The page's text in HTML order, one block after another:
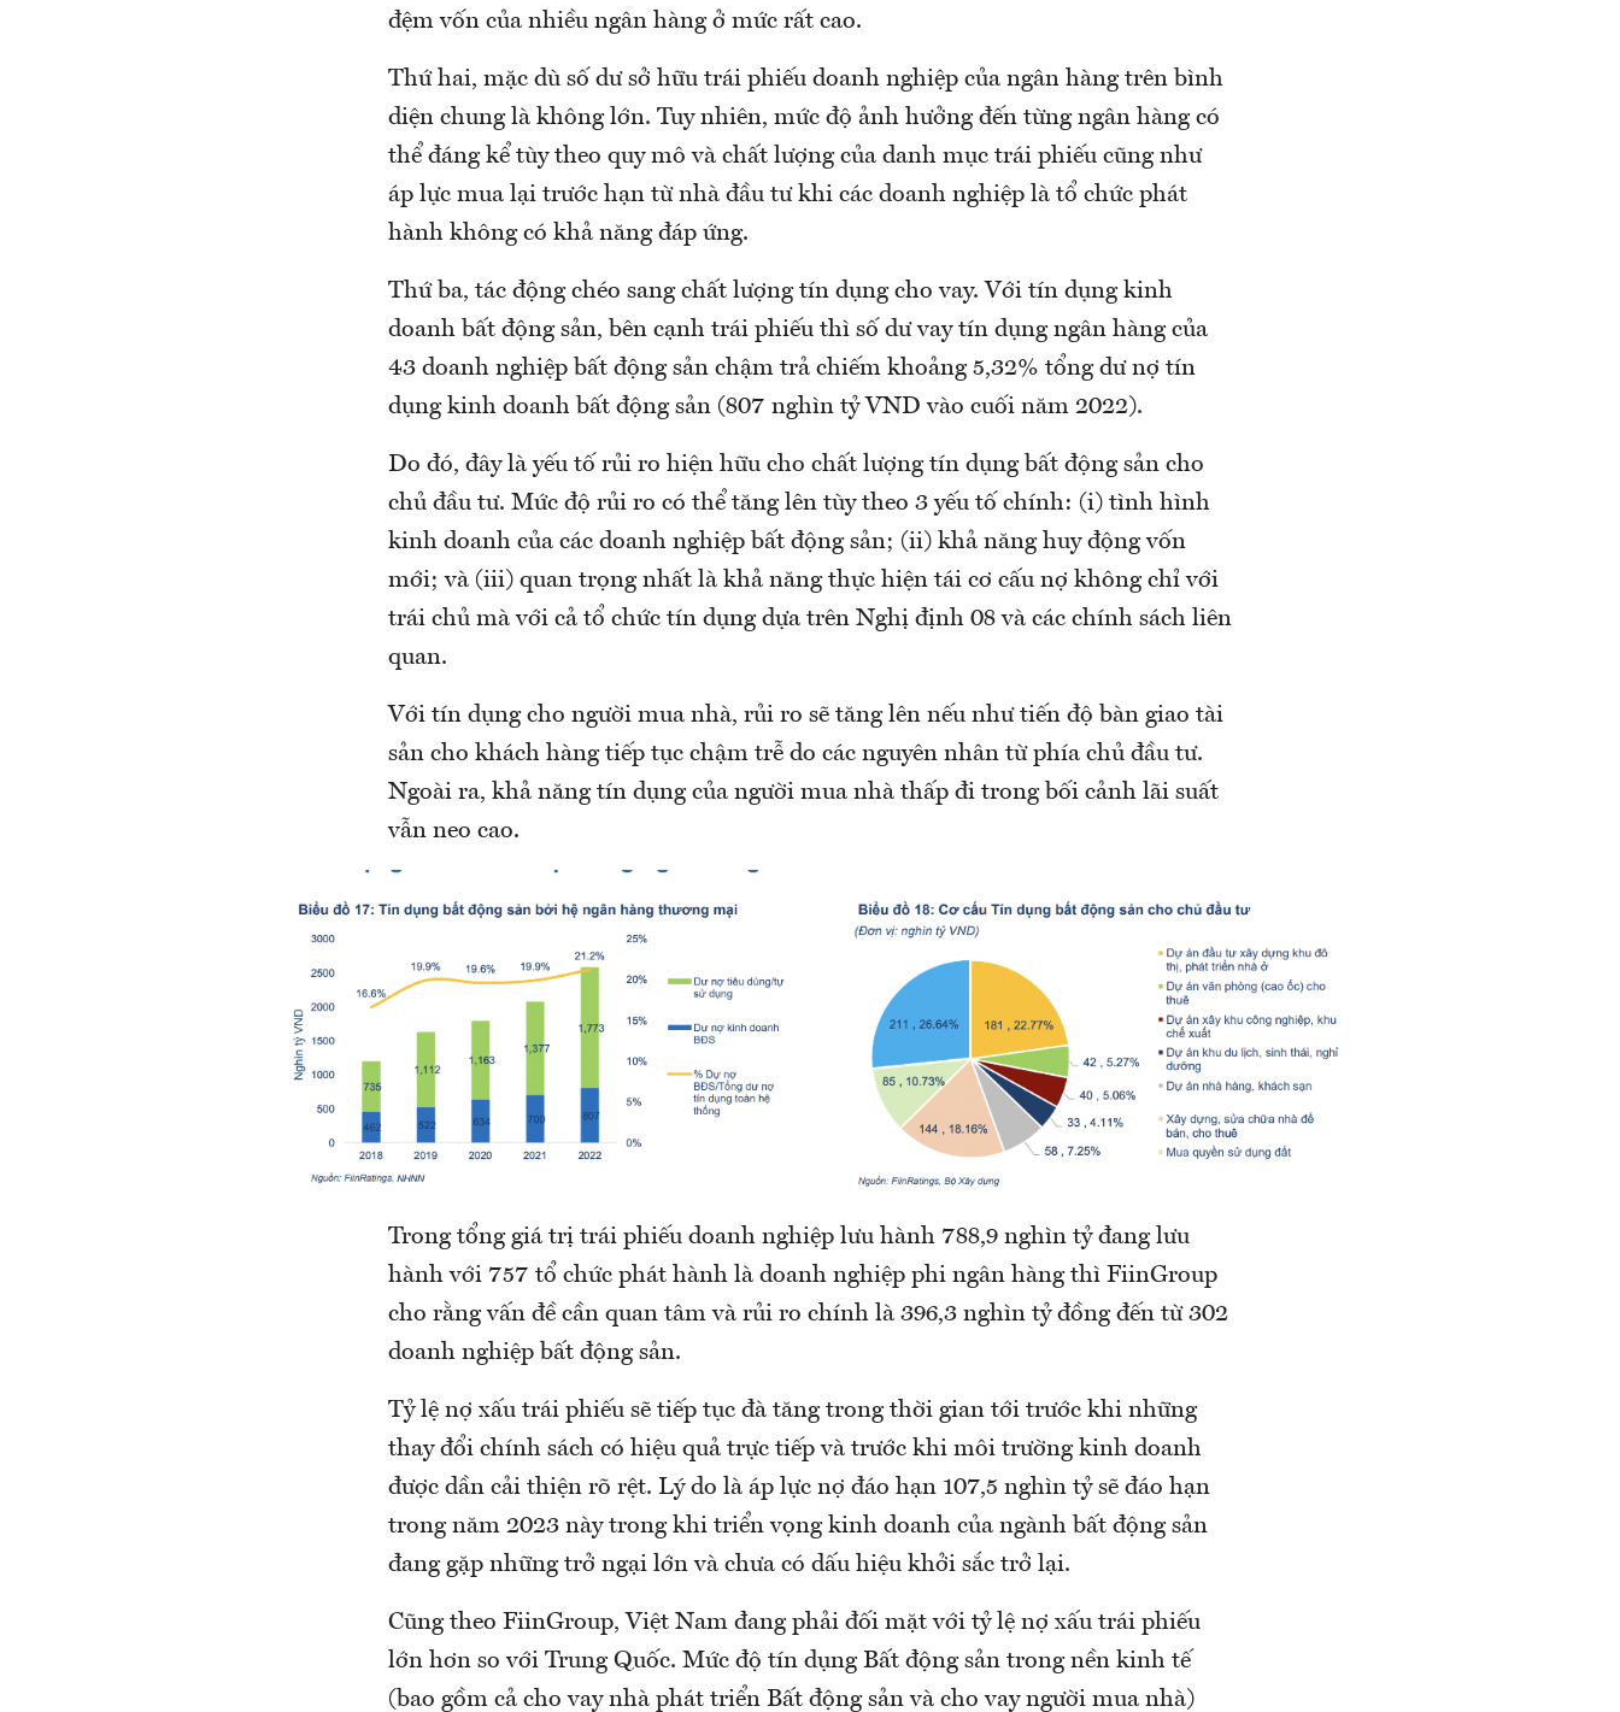
đệm vốn của nhiều ngân hàng ở mức rất cao.
Thứ hai, mặc dù số dư sở hữu trái phiếu doanh nghiệp của ngân hàng trên bình
diện chung là không lớn. Tuy nhiên, mức độ ảnh hưởng đến từng ngân hàng có
thể đáng kể tùy theo quy mô và chất lượng của danh mục trái phiếu cũng như
áp lực mua lại trước hạn từ nhà đầu tư khi các doanh nghiệp là tổ chức phát
hành không có khả năng đáp ứng.
Thứ ba, tác động chéo sang chất lượng tín dụng cho vay. Với tín dụng kinh
doanh bất động sản, bên cạnh trái phiếu thì số dư vay tín dụng ngân hàng của
43 doanh nghiệp bất động sản chậm trả chiếm khoảng 5,32% tổng dư nợ tín
dụng kinh doanh bất động sản (807 nghìn tỷ VND vào cuối năm 2022).
Do đó, đây là yếu tố rủi ro hiện hữu cho chất lượng tín dụng bất động sản cho
chủ đầu tư. Mức độ rủi ro có thể tăng lên tùy theo 3 yếu tố chính: (i) tình hình
kinh doanh của các doanh nghiệp bất động sản; (ii) khả năng huy động vốn
mới; và (iii) quan trọng nhất là khả năng thực hiện tái cơ cấu nợ không chỉ với
trái chủ mà với cả tổ chức tín dụng dựa trên Nghị định 08 và các chính sách liên
quan.
Với tín dụng cho người mua nhà, rủi ro sẽ tăng lên nếu như tiến độ bàn giao tài
sản cho khách hàng tiếp tục chậm trễ do các nguyên nhân từ phía chủ đầu tư.
Ngoài ra, khả năng tín dụng của người mua nhà thấp đi trong bối cảnh lãi suất
vẫn neo cao.
Trong tổng giá trị trái phiếu doanh nghiệp lưu hành 788,9 nghìn tỷ đang lưu
hành với 757 tổ chức phát hành là doanh nghiệp phi ngân hàng thì FiinGroup
cho rằng vấn đề cần quan tâm và rủi ro chính là 396,3 nghìn tỷ đồng đến từ 302
doanh nghiệp bất động sản.
Tỷ lệ nợ xấu trái phiếu sẽ tiếp tục đà tăng trong thời gian tới trước khi những
thay đổi chính sách có hiệu quả trực tiếp và trước khi môi trường kinh doanh
được dần cải thiện rõ rệt. Lý do là áp lực nợ đáo hạn 107,5 nghìn tỷ sẽ đáo hạn
trong năm 2023 này trong khi triển vọng kinh doanh của ngành bất động sản
đang gặp những trở ngại lớn và chưa có dấu hiệu khởi sắc trở lại.
Cũng theo FiinGroup, Việt Nam đang phải đối mặt với tỷ lệ nợ xấu trái phiếu
lớn hơn so với Trung Quốc. Mức độ tín dụng Bất động sản trong nền kinh tế
(bao gồm cả cho vay nhà phát triển Bất động sản và cho vay người mua nhà)